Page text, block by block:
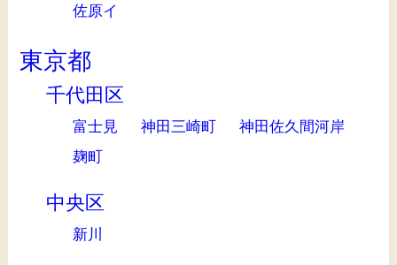
佐原イ
東京都
千代田区
富士見 神田三崎町
神田佐久間河岸
麹町
中央区
新川